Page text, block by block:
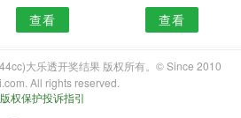
查看 查看
大乐透开奖结果 版权所有。© Since 2010
All rights reserved.
版权保护投诉指引